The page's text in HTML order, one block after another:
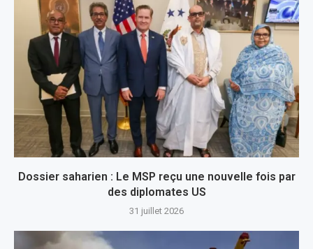
Dossier saharien : Le MSP reçu une nouvelle fois par
des diplomates US
31 juillet 2026